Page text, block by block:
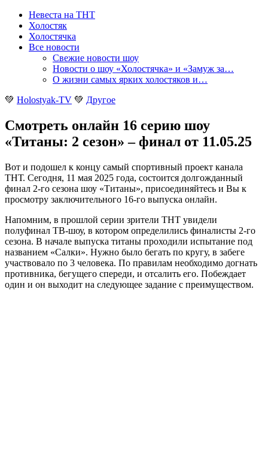
Невеста на ТНТ
Холостяк
Холостячка
Все новости
Свежие новости шоу
Новости о шоу «Холостячка» и «Замуж за…
О жизни самых ярких холостяков и…
💚 Holostyak-TV 💚 Другое
Смотреть онлайн 16 серию шоу
«Титаны: 2 сезон» – финал от 11.05.25
Вот и подошел к концу самый спортивный проект канала
ТНТ. Сегодня, 11 мая 2025 года, состоится долгожданный
финал 2-го сезона шоу «Титаны», присоединяйтесь и Вы к
просмотру заключительного 16-го выпуска онлайн.
Напомним, в прошлой серии зрители ТНТ увидели
полуфинал ТВ-шоу, в котором определились финалисты 2-го
сезона. В начале выпуска титаны проходили испытание под
названием «Салки». Нужно было бегать по кругу, в забеге
участвовало по 3 человека. По правилам необходимо догнать
противника, бегущего спереди, и отсалить его. Побеждает
один и он выходит на следующее задание с преимуществом.